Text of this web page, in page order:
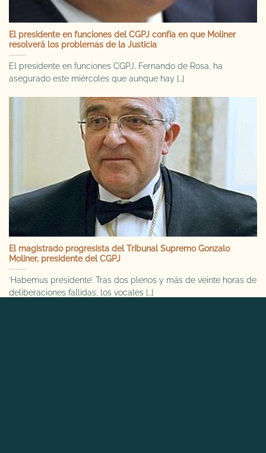
El presidente en funciones del CGPJ confía en que Moliner
resolverá los problemas de la Justicia
El presidente en funciones CGPJ, Fernando de Rosa, ha
asegurado este miércoles que aunque hay [...]
El magistrado progresista del Tribunal Supremo Gonzalo
Moliner, presidente del CGPJ
‘Habemus presidente’. Tras dos plenos y más de veinte horas de
deliberaciones fallidas, los vocales [...]